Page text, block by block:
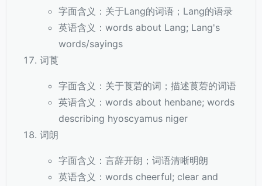
字面含义：关于Lang的词语；Lang的语录
英语含义：words about Lang; Lang's
words/sayings
词莨
字面含义：关于莨菪的词；描述莨菪的词语
英语含义：words about henbane; words
describing hyoscyamus niger
词朗
字面含义：言辞开朗；词语清晰明朗
英语含义：words cheerful; clear and